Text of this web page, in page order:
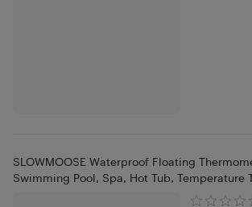
SLOWMOOSE Waterproof Floating
Swimming Pool, Spa, Hot Tub, Temperature